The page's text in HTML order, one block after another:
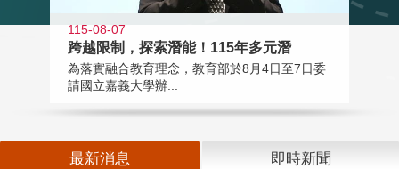
115-08-07
跨越限制，探索潛能！115年多元潛
為落實融合教育理念，教育部於8月4日至7日委
請國立嘉義大學辦...
最新消息 即時新聞